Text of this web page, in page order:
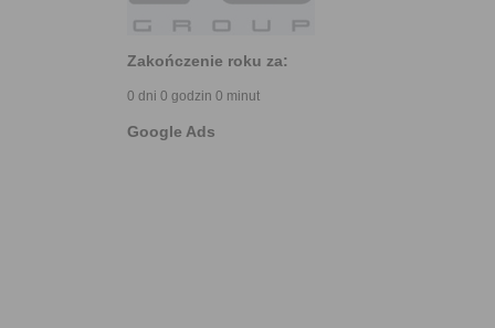
Zakończenie roku za:
0 dni 0 godzin 0 minut
Google Ads